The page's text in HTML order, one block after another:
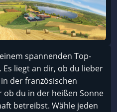
spannenden Top-
Es liegt an dir, ob du lieber
der französischen
du in der heißen Sonne
betreibst. Wähle jeden